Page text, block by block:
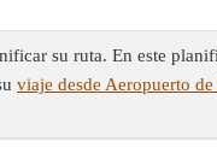
su ruta. En este
viaje desde Aeropuerto